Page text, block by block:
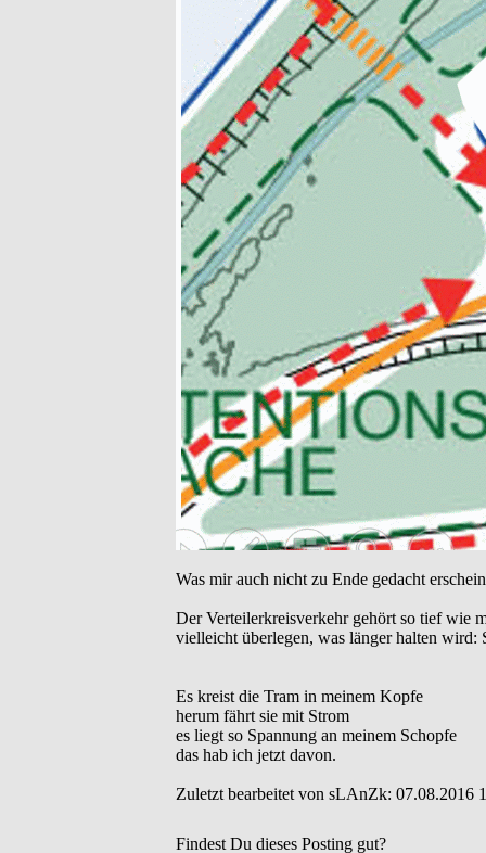
Was mir auch nicht zu Ende gedacht
Der Verteilerkreisverkehr gehört so tief wie
vielleicht überlegen, was länger halten wird:
Es kreist die Tram in meinem Kopfe
herum fährt sie mit Strom
es liegt so Spannung an meinem Schopfe
das hab ich jetzt davon.
Zuletzt bearbeitet von sLAnZk: 07.08.2016
Findest Du dieses Posting gut?